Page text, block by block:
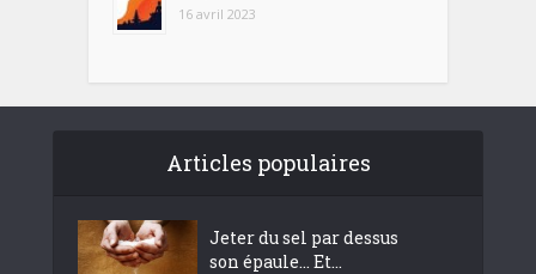
16 avril 2023
Articles populaires
Jeter du sel par dessus
son épaule… Et...